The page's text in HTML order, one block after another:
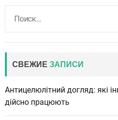
СВЕЖИЕ ЗАПИСИ
Антицелюлітний догляд: які
дійсно працюють